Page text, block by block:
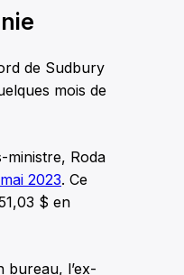
de Sudbury
mois de
ministre, Roda
2023. Ce
$ en
bureau, l’ex-